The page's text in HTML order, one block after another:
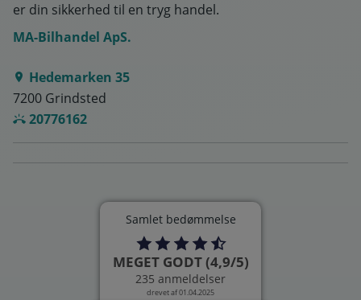
er din sikkerhed til en tryg handel.
MA-Bilhandel ApS.
Hedemarken 35
7200 Grindsted
20776162
Samlet bedømmelse
MEGET GODT (4,9/5)
235 anmeldelser
drevet af 01.04.2025